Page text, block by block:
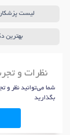
لیست
بهترین
نظرات و
شما می‌توانید نظر و
بگذارید